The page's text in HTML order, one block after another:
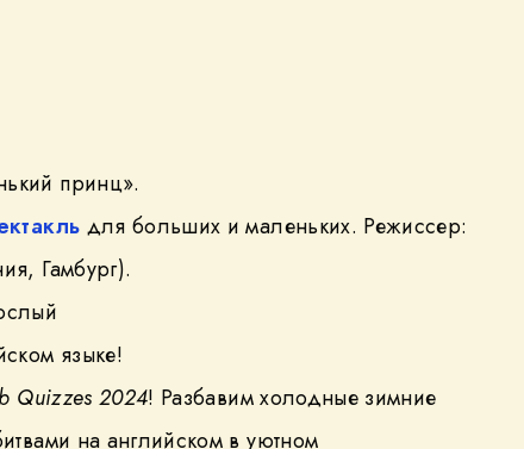
принц».
для больших и маленьких. Режиссер:
Гамбург).
языке!
Quizzes 2024! Разбавим холодные зимние
на английском в уютном